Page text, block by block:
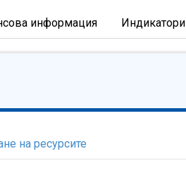
информация Индикатори
на ресурсите